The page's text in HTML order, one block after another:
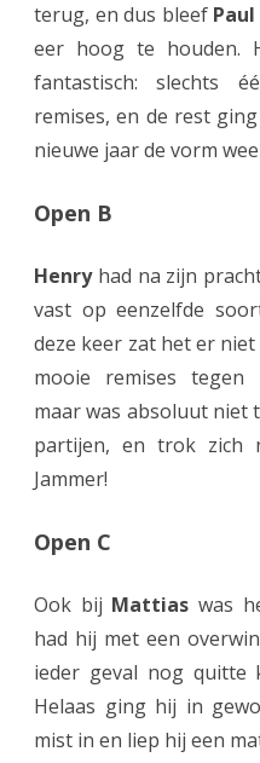
t
v
a
r
o
i
n
g
e
2
4
terug, en dus bleef Paul
eer hoog te houden.
fantastisch: slechts
remises, en de rest
nieuwe jaar de vorm
Open B
Henryhad na zijn
vast op eenzelfde
deze keer zat het er
mooie remises tegen
maar was absoluut niet
partijen, en trok zich
Jammer!
Open C
Ook bij Mattias was
had hij met een
ieder geval nog quitte
Helaas ging hij in
mist in en liep hij een